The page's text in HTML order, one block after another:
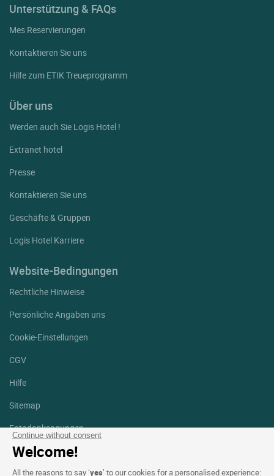
Continue without consent
Welcome!
All the reasons to say ‘yes’ to our cookies for a personalised experience:
Unterstützung & FAQs
Mes Reservierungen
Kontaktieren Sie uns
Hilfe zum ETIK Treueprogramm
Über uns
Werden auch Sie Logis Hotel !
Extranet hotel
Presse
Kontaktieren Sie uns
Geschäfte & Gruppen
Logis Hotel Karriere
Website-Bedingungen
Rechtliche Hinweise
Persönliche Angaben uns
Cookie-Einstellungen
CGV
Hilfe
Sitemap
Fotodanksagungen
Folgen Sie uns
Facebook